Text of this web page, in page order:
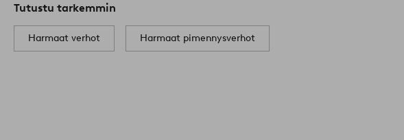
Tutustu tarkemmin
Harmaat verhot Harmaat pimennysverhot